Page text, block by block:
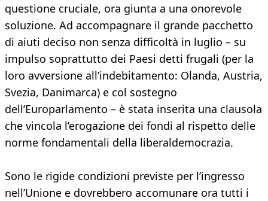
questione cruciale, ora giunta a una onorevole
soluzione. Ad accompagnare il grande pacchetto
di aiuti deciso non senza difficoltà in luglio – su
impulso soprattutto dei Paesi detti frugali (per la
loro avversione all’indebitamento: Olanda, Austria,
Svezia, Danimarca) e col sostegno
dell’Europarlamento – è stata inserita una clausola
che vincola l’erogazione dei fondi al rispetto delle
norme fondamentali della liberaldemocrazia.
Sono le rigide condizioni previste per l’ingresso
nell’Unione e dovrebbero accomunare ora tutti i